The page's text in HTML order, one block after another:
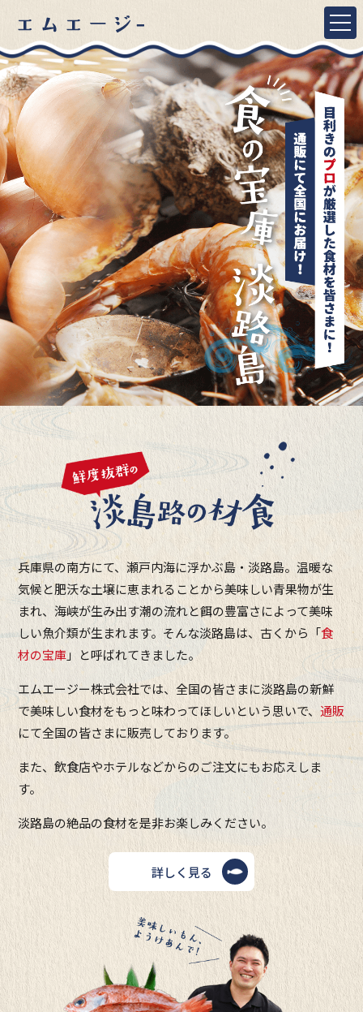
兵庫県の南方にて、瀬戸内海に浮かぶ島・淡路島。温暖な
気候と肥沃な土壌に恵まれることから美味しい青果物が生
まれ、海峡が生み出す潮の流れと餌の豊富さによって美味
しい魚介類が生まれます。そんな淡路島は、古くから「食
材の宝庫」と呼ばれてきました。
エムエージー株式会社では、全国の皆さまに淡路島の新鮮
で美味しい食材をもっと味わってほしいという思いで、通販
にて全国の皆さまに販売しております。
また、飲食店やホテルなどからのご注文にもお応えしま
す。
淡路島の絶品の食材を是非お楽しみください。
詳しく見る